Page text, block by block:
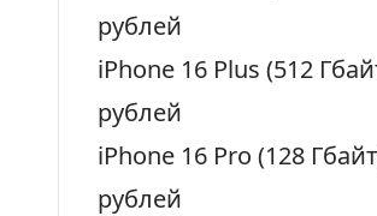
рублей
iPhone 16 Plus (512
рублей
iPhone 16 Pro (128
рублей